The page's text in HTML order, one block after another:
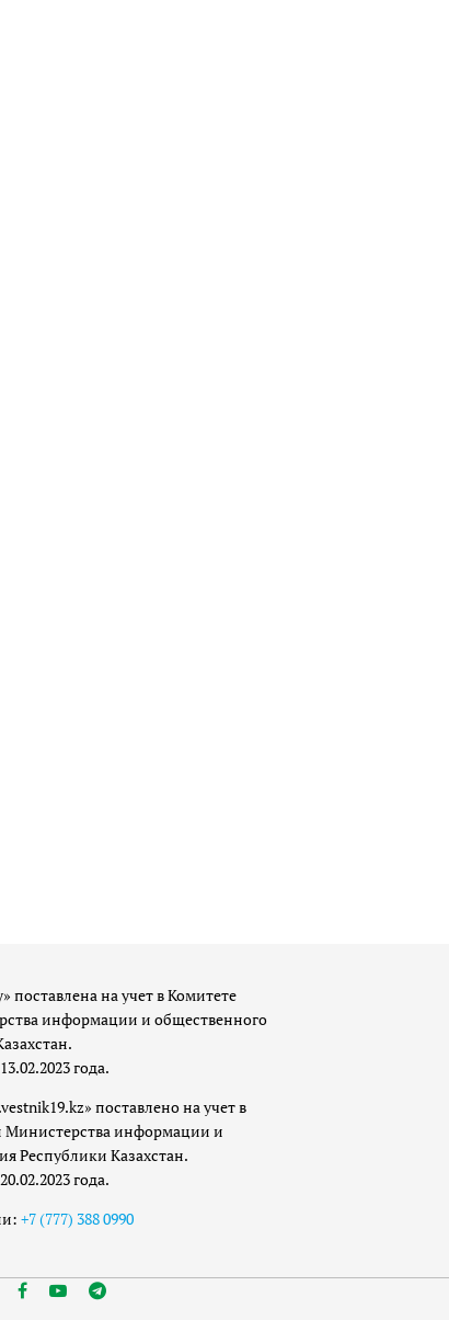
поставлена на учет в Комитете
информации и общественного
года.
поставлено на учет в
информации и
Республики Казахстан.
года.
+7 (777) 388 0990